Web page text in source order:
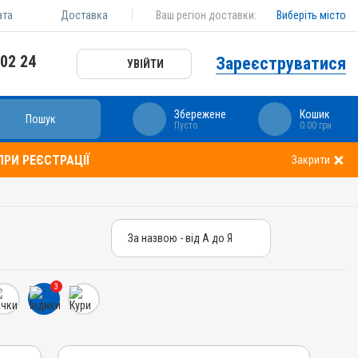
Доставка Ваш регіон доставки: Виберіть місто
24 УВІЙТИ Зареєструватися
Пошук Збережене
Пусто
Кошик
0.00 грн
РЕЄСТРАЦІЇ Закрити
За назвою - від А до Я
3